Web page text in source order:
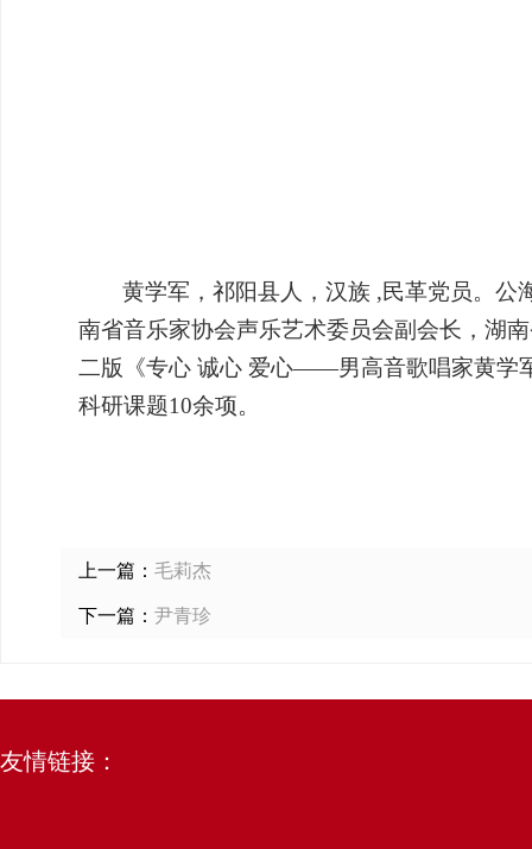
黄学军，祁阳县人，汉族 ,民革党员。公
南省音乐家协会声乐艺术委员会副会长，湖
二版《专心 诚心 爱心——男高音歌唱家黄学
科研课题10余项。
上一篇： 毛莉杰
下一篇： 尹青珍
友情链接：